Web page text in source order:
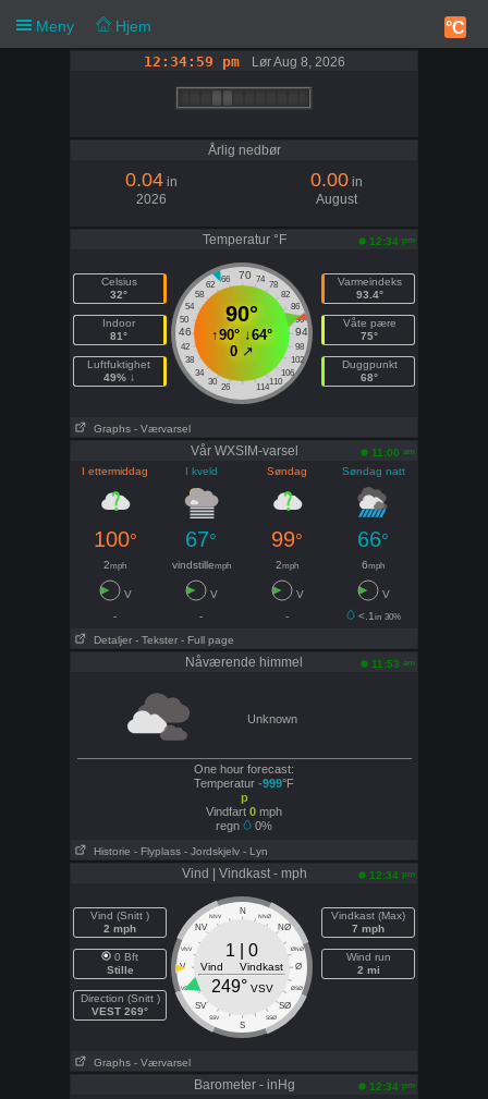
°C
12:34:59 pm Lør Aug 8, 2026
Årlig nedbør
0.04in
2026
0.00 in
August
Temperatur °F 12:34 pm
Celsius
32°
Indoor
81°
Luftfuktighet
49% ↓
70
66 74
62
78
58
82
54
86
50
90
46 94
42
98
38
102
34
106
30
110
26 114
90°
↑90° ↓64°
0 ↗
Varmeindeks
93.4°
Våte pære
75°
Duggpunkt
68°
Graphs - Værvarsel
Vår WXSIM-varsel 11:00 am
I ettermiddag I kveld Søndag Søndag natt
100° 67° 99° 66°
2mph vindstillemph 2mph 6mph
V V V
V
-
- - <.1 in 30%
Detaljer - Tekster - Full page
Nåværende himmel 11:53 am
Unknown
One hour forecast:
Temperatur -999°F
p
Vindfart 0 mph
regn
0%
Historie - Flyplass - Jordskjelv - Lyn
Vind | Vindkast - mph 12:34 pm
Vind (Snitt )
2 mph
0 Bft
Stille
Direction (Snitt )
VEST 269°
N
NNV NNØ
NV NØ
VNV ØNØ
V Ø
VSV ØSØ
SV SØ
SSV SSØ
S
1 | 0
Vind Vindkast
249° VSV
Vindkast (Max)
7 mph
Wind run
2 mi
Graphs - Værvarsel
Barometer - inHg 12:34 pm
Melding Lørdag 12:34
Meny Hjem